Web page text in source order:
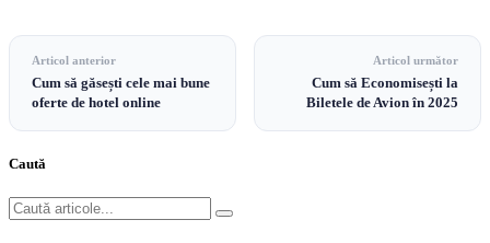
Articol anterior
Cum să găsești cele mai bune
oferte de hotel online
Articol următor
Cum să Economisești la
Biletele de Avion în 2025
Caută